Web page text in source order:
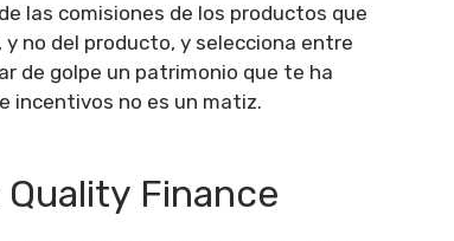
las comisiones de los productos que
no del producto, y selecciona entre
de golpe un patrimonio que te ha
incentivos no es un matiz.
Finance